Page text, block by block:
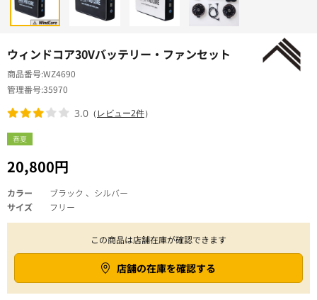
ウィンドコア30Vバッテリー・ファンセット
春夏
20,800円
商品番号WZ4690
管理番号35970
3.0 （レビュー2件）
カラー
ブラック 、シルバー
サイズ
フリー
この商品は店舗在庫が確認できます
店舗の在庫を確認する